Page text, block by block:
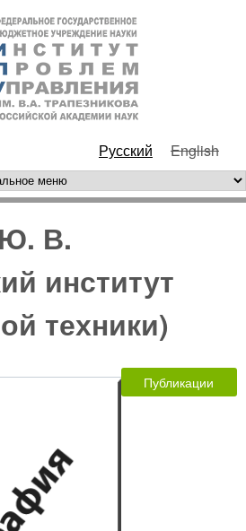
к основному
содержанию
Русский English
меню
В.
институт
техники)
Публикации